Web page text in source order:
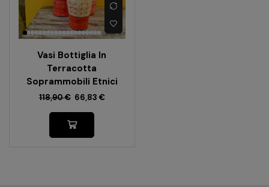
Vasi Bottiglia In
Terracotta
Soprammobili Etnici
118,90€ 66,83 €